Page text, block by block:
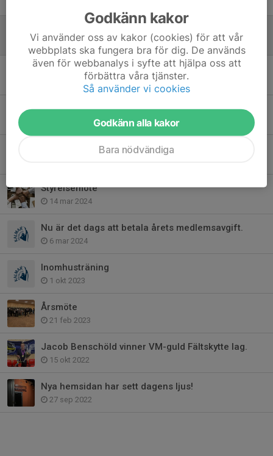
21 dec 2024
Information
21 nov 2024
Styrelsemöte minnesanteckningar
Styrelsemöte
14 mar 2024
Nu är det dags att betala årets medlemsavgift.
6 mar 2024
Inomhusträning
1 okt 2023
Årsmöte
21 feb 2023
Jacob Benschöld vinner VM-guld Fältskytte lag.
15 okt 2022
Nya hemsidan har sett dagens ljus!
27 sep 2022
Godkänn kakor
Vi använder oss av kakor (cookies) för att vår
webbplats ska fungera bra för dig. De används
även för webbanalys i syfte att hjälpa oss att
förbättra våra tjänster.
Så använder vi cookies
Godkänn alla kakor
Bara nödvändiga